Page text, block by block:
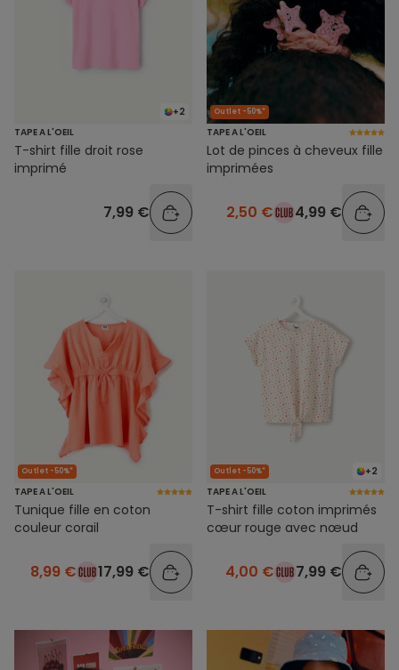
+2
TAPE A L'OEIL
T-shirt fille droit rose
imprimé
7,99 €
Outlet -50%*
TAPE A L'OEIL
Lot de pinces à cheveux fille
imprimées
2,50 € 4,99 €
Outlet -50%*
TAPE A L'OEIL
Tunique fille en coton
couleur corail
8,99 € 17,99 €
+2
Outlet -50%*
TAPE A L'OEIL
T-shirt fille coton imprimés
cœur rouge avec nœud
4,00 € 7,99 €